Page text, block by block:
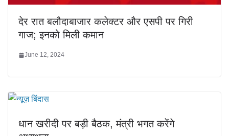
देर रात बलौदाबाजार कलेक्टर और एसपी पर गिरी
गाज; इनको मिली कमान
June 12, 2024
धान खरीदी पर बड़ी बैठक, मंत्री भगत करेंगे